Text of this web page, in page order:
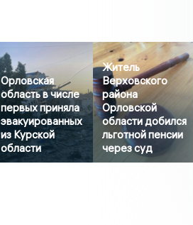
Орловская
область в числе
первых приняла
эвакуированных
из Курской
области
Житель
Верховского
района
Орловской
области добился
льготной пенсии
через суд